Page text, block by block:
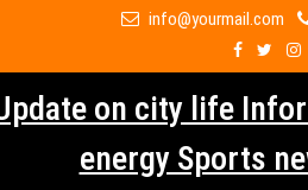
content
info@yourmail.com
on city life
energy Sports